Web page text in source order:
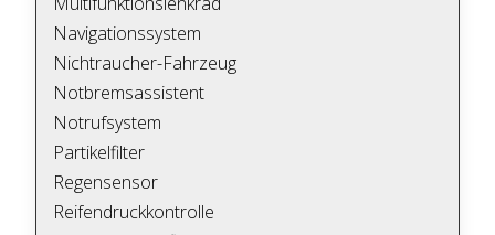
Navigationssystem
Nichtraucher-Fahrzeug
Notbremsassistent
Notrufsystem
Partikelfilter
Regensensor
Reifendruckkontrolle